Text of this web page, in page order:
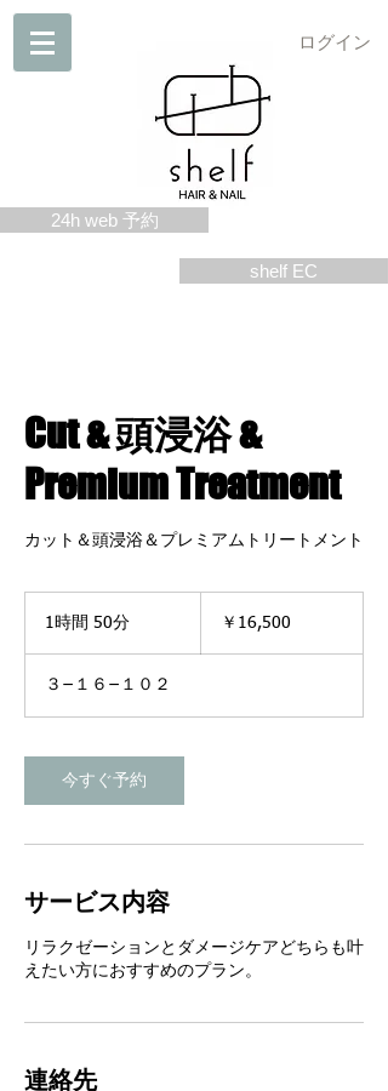
24h web 予約
ログイン
shelf EC
Cut & 頭浸浴 &
Premium Treatment
カット＆頭浸浴＆プレミアムトリートメント
1時間 50分
0
分
￥16,500
３−１６−１０２
今すぐ予約
サービス内容
リラクゼーションとダメージケアどちらも叶
えたい方におすすめのプラン。
連絡先